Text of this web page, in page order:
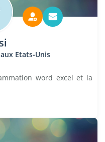
Etats-Unis
word excel et la